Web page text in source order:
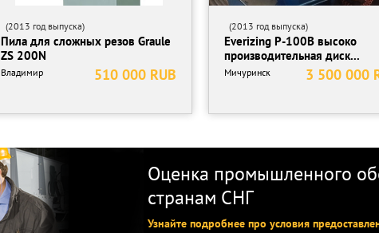
(2013 год выпуска)
Пила для сложных резов Graule
ZS 200N
510 000 RUB
Владимир
(2013 год выпуска)
Everizing P-100B высоко
производительная диск...
3 500 000
Мичуринск
Оценка промышленного
странам СНГ
Узнайте подробнее про условия